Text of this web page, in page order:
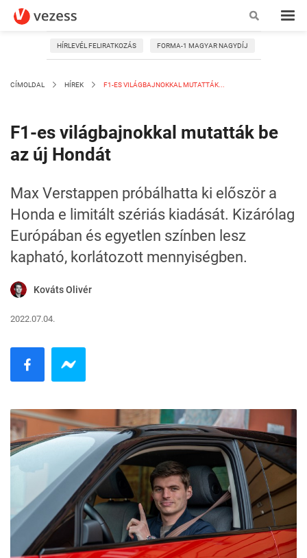
HÍRLEVÉL FELIRATKOZÁS FORMA-1 MAGYAR NAGYDÍJ
CÍMOLDAL HÍREK F1-ES VILÁGBAJNOKKAL MUTATTÁK...
F1-es világbajnokkal mutatták be
az új Hondát
Max Verstappen próbálhatta ki először a
Honda e limitált szériás kiadását. Kizárólag
Európában és egyetlen színben lesz
kapható, korlátozott mennyiségben.
Kováts Olivér
2022.07.04.